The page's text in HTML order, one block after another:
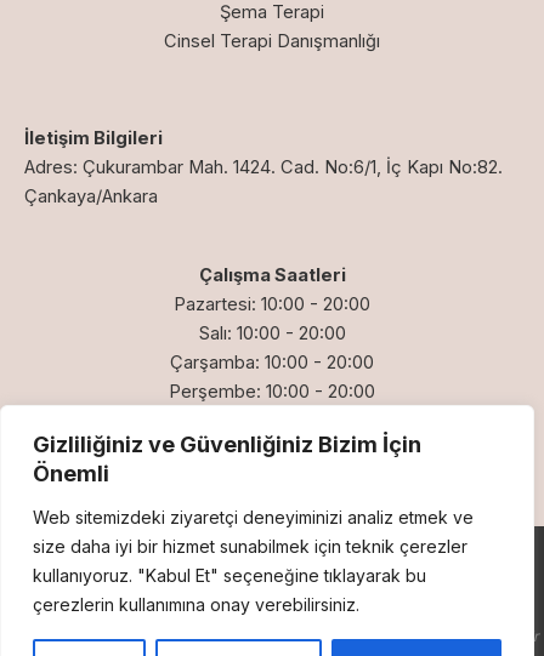
Gizliliğiniz ve Güvenliğiniz Bizim İçin
Önemli
Web sitemizdeki ziyaretçi deneyiminizi analiz etmek ve
size daha iyi bir hizmet sunabilmek için teknik çerezler
kullanıyoruz. "Kabul Et" seçeneğine tıklayarak bu
çerezlerin kullanımına onay verebilirsiniz.
Şema Terapi
Cinsel Terapi Danışmanlığı
İletişim Bilgileri
Adres: Çukurambar Mah. 1424. Cad. No:6/1, İç Kapı No:82.
Çankaya/Ankara
Çalışma Saatleri
Pazartesi: 10:00 - 20:00
Salı: 10:00 - 20:00
Çarşamba: 10:00 - 20:00
Perşembe: 10:00 - 20:00
Copyright © 2026 Klinik Psikolog Ankara
KVKK Aydınlatma Metni Gizlilik Politikası
Bu site bilgilendirme amaçlıdır; tıbbi teşhis veya tedavi yerine geçmez. Acil bir